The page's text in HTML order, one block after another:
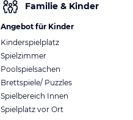
Familie & Kinder
Angebot für Kinder
Kinderspielplatz
Spielzimmer
Poolspielsachen
Brettspiele/ Puzzles
Spielbereich Innen
Spielplatz vor Ort